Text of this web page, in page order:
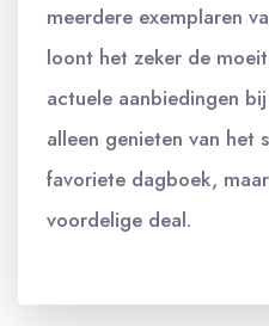
meerdere exemplaren
loont het zeker de
actuele aanbiedingen
alleen genieten van het
favoriete dagboek,
voordelige deal.